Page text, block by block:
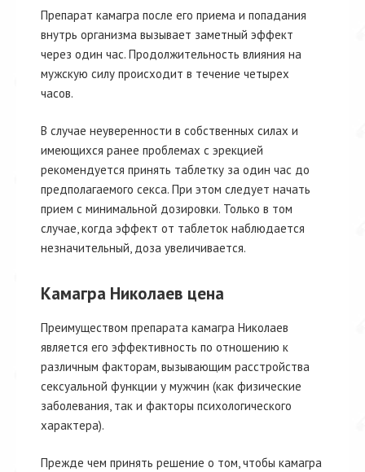
Препарат камагра после его приема и попадания
внутрь организма вызывает заметный эффект
через один час. Продолжительность влияния на
мужскую силу происходит в течение четырех
часов.
В случае неуверенности в собственных силах и
имеющихся ранее проблемах с эрекцией
рекомендуется принять таблетку за один час до
предполагаемого секса. При этом следует начать
прием с минимальной дозировки. Только в том
случае, когда эффект от таблеток наблюдается
незначительный, доза увеличивается.
Камагра Николаев цена
Преимуществом препарата камагра Николаев
является его эффективность по отношению к
различным факторам, вызывающим расстройства
сексуальной функции у мужчин (как физические
заболевания, так и факторы психологического
характера).
Прежде чем принять решение о том, чтобы камагра